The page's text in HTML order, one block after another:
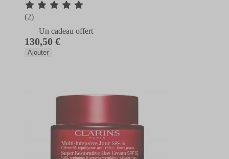
(2)
Un cadeau offert
130,50 €
Ajouter